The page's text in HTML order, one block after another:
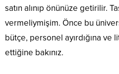
satın alınıp önünüze getirilir.
vermeliymişim. Önce bu
bütçe, personel ayırdığına
ettiğine bakınız.